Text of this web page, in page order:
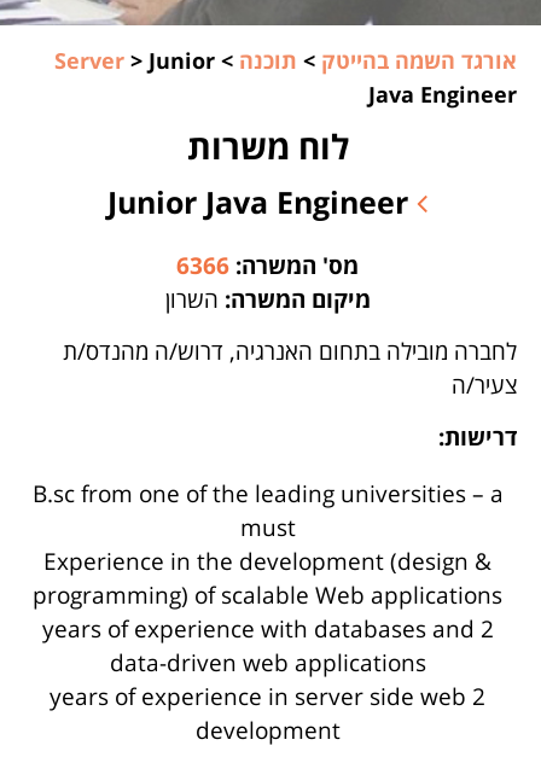
אורגד השמה בהייטק > תוכנה >
Server > Junior
Java Engineer
לוח משרות
מס' המשרה: 6366
מיקום המשרה: השרון
לחברה מובילה בתחום האנרגיה, דרוש/ה מהנדס/ת
צעיר/ה
דרישות:
B.sc from one of the leading universities – a
must
Experience in the development (design &
programming) of scalable Web applications
2 years of experience with databases and
data-driven web applications
2 years of experience in server side web
development